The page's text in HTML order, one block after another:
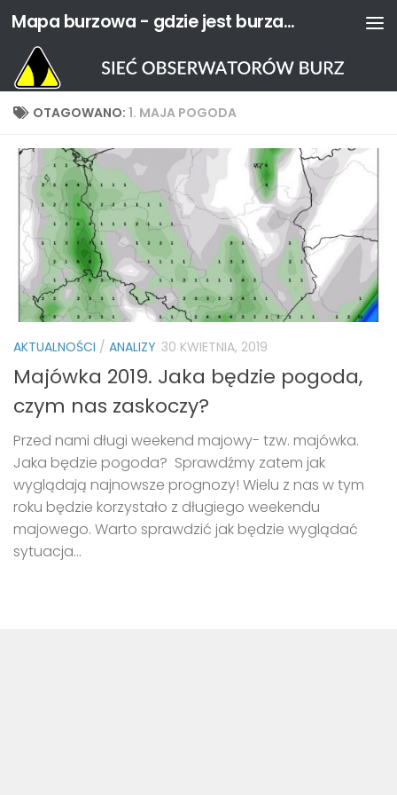
Przejdź do treści Mapa burzowa - gdzie jest burza? | Sieć Obserwatorów Burz
OTAGOWANO: 1. MAJA POGODA
AKTUALNOŚCI / ANALIZY 30 KWIETNIA, 2019
Majówka 2019. Jaka będzie pogoda,
czym nas zaskoczy?
Przed nami długi weekend majowy- tzw. majówka.
Jaka będzie pogoda? Sprawdźmy zatem jak
wyglądają najnowsze prognozy! Wielu z nas w tym
roku będzie korzystało z długiego weekendu
majowego. Warto sprawdzić jak będzie wyglądać
sytuacja...